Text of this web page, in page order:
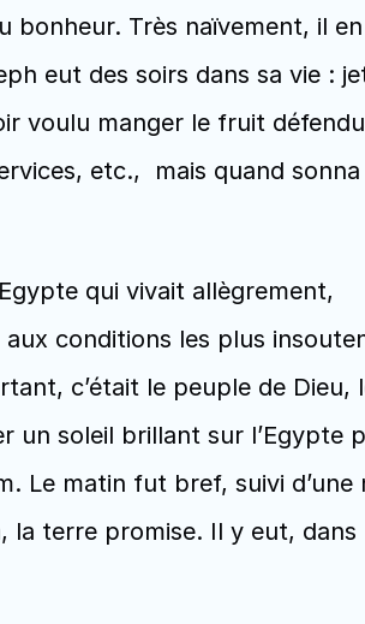
bonheur. Très naïvement, il en
eut des soirs dans sa vie :
voulu manger le fruit
etc.,  mais quand sonna
conditions les plus
c’était le peuple de Dieu,
un soleil brillant sur l’Egypte
Le matin fut bref, suivi d’une
la terre promise. Il y eut, dans